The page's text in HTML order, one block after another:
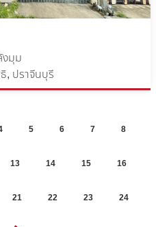
มุม
, ปราจีนบุรี
5 6 7 8
13 14 15 16
21 22 23 24